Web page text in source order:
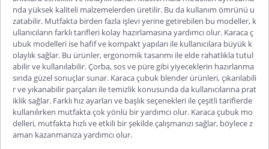
nda yüksek kaliteli malzemelerden üretilir. Bu da kullanım ömrünü u
zatabilir. Mutfakta birden fazla işlevi yerine getirebilen bu modeller, k
ullanıcıların farklı tarifleri kolay hazırlamasına yardımcı olur. Karaca ç
ubuk modelleri ise hafif ve kompakt yapıları ile kullanıcılara büyük k
olaylık sağlar. Bu ürünler, ergonomik tasarımı ile elde rahatlıkla tutul
abilir ve kullanılabilir. Çorba, sos ve püre gibi yiyeceklerin hazırlanma
sında güzel sonuçlar sunar. Karaca çubuk blender ürünleri, çıkarılabili
r ve yıkanabilir parçaları ile temizlik konusunda da kullanıcılarına prat
iklik sağlar. Farklı hız ayarları ve başlık seçenekleri ile çeşitli tariflerde
kullanılırken mutfakta çok yönlü bir yardımcı olur. Karaca çubuk mo
delleri, mutfakta hızlı ve etkili bir şekilde çalışmanızı sağlar, böylece z
aman kazanmanıza yardımcı olur.